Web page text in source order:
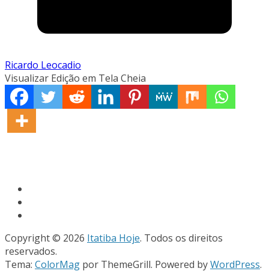
Ricardo Leocadio
Visualizar Edição em Tela Cheia
Copyright © 2026 Itatiba Hoje. Todos os direitos
reservados.
Tema: ColorMag por ThemeGrill. Powered byWordPress.